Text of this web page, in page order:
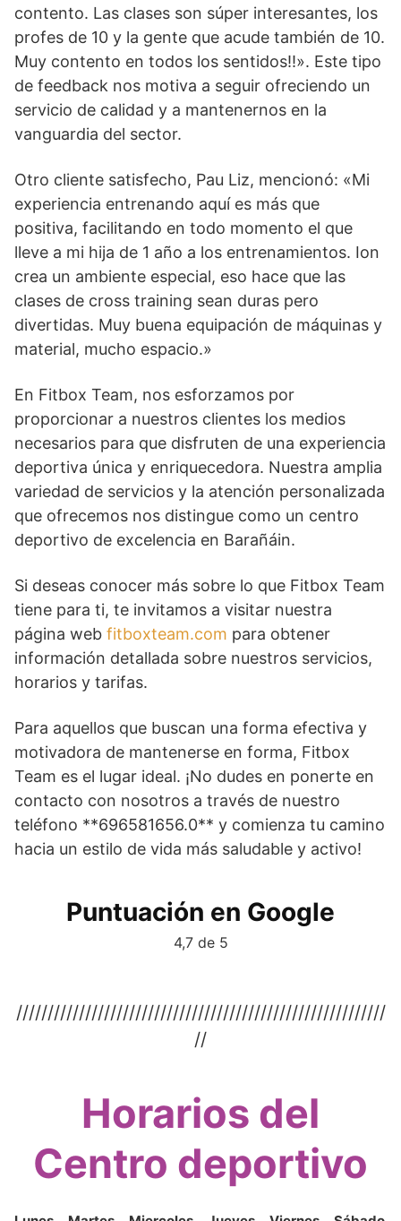
contento. Las clases son súper interesantes, los
profes de 10 y la gente que acude también de 10.
Muy contento en todos los sentidos!!». Este tipo
de feedback nos motiva a seguir ofreciendo un
servicio de calidad y a mantenernos en la
vanguardia del sector.
Otro cliente satisfecho, Pau Liz, mencionó: «Mi
experiencia entrenando aquí es más que
positiva, facilitando en todo momento el que
lleve a mi hija de 1 año a los entrenamientos. Ion
crea un ambiente especial, eso hace que las
clases de cross training sean duras pero
divertidas. Muy buena equipación de máquinas y
material, mucho espacio.»
En Fitbox Team, nos esforzamos por
proporcionar a nuestros clientes los medios
necesarios para que disfruten de una experiencia
deportiva única y enriquecedora. Nuestra amplia
variedad de servicios y la atención personalizada
que ofrecemos nos distingue como un centro
deportivo de excelencia en Barañáin.
Si deseas conocer más sobre lo que Fitbox Team
tiene para ti, te invitamos a visitar nuestra
página web fitboxteam.com para obtener
información detallada sobre nuestros servicios,
horarios y tarifas.
Para aquellos que buscan una forma efectiva y
motivadora de mantenerse en forma, Fitbox
Team es el lugar ideal. ¡No dudes en ponerte en
contacto con nosotros a través de nuestro
teléfono **696581656.0** y comienza tu camino
hacia un estilo de vida más saludable y activo!
Puntuación en Google
4,7 de 5
///////////////////////////////////////////////////////////
//
Horarios del
Centro deportivo